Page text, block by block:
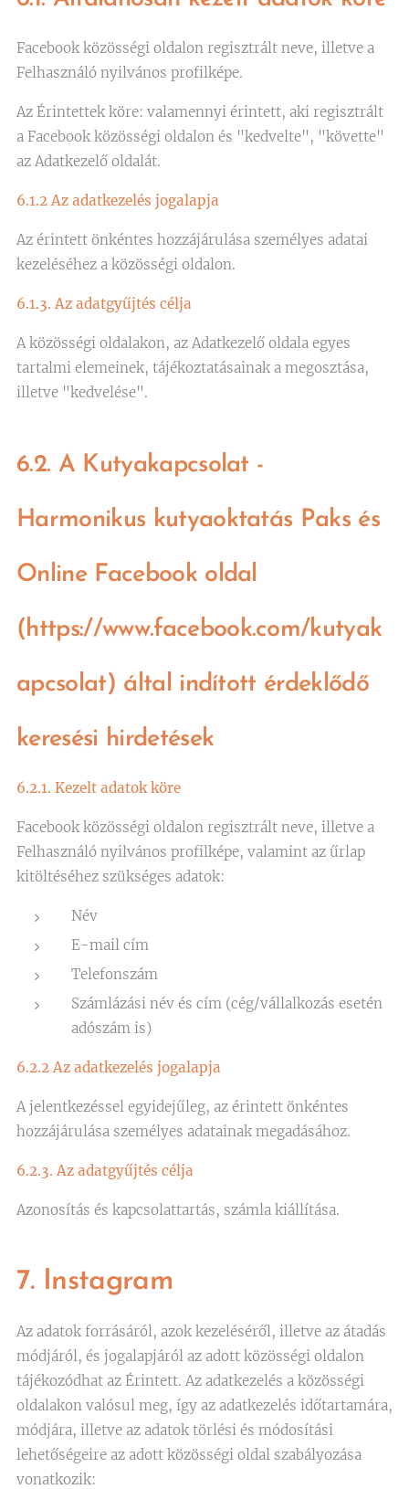
Facebook közösségi oldalon regisztrált neve, illetve a
Felhasználó nyilvános profilképe.
Az Érintettek köre: valamennyi érintett, aki regisztrált
a Facebook közösségi oldalon és "kedvelte", "követte"
az Adatkezelő oldalát.
6.1.2 Az adatkezelés jogalapja
Az érintett önkéntes hozzájárulása személyes adatai
kezeléséhez a közösségi oldalon.
6.1.3. Az adatgyűjtés célja
A közösségi oldalakon, az Adatkezelő oldala egyes
tartalmi elemeinek, tájékoztatásainak a megosztása,
illetve "kedvelése".
6.2. A Kutyakapcsolat -
Harmonikus kutyaoktatás Paks és
Online Facebook oldal
(https://www.facebook.com/kutyak
apcsolat) által indított érdeklődő
keresési hirdetések
6.2.1. Kezelt adatok köre
Facebook közösségi oldalon regisztrált neve, illetve a
Felhasználó nyilvános profilképe, valamint az űrlap
kitöltéséhez szükséges adatok:
Név
E-mail cím
Telefonszám
Számlázási név és cím (cég/vállalkozás esetén
adószám is)
6.2.2 Az adatkezelés jogalapja
A jelentkezéssel egyidejűleg, az érintett önkéntes
hozzájárulása személyes adatainak megadásához.
6.2.3. Az adatgyűjtés célja
Azonosítás és kapcsolattartás, számla kiállítása.
7. Instagram
Az adatok forrásáról, azok kezeléséről, illetve az átadás
módjáról, és jogalapjáról az adott közösségi oldalon
tájékozódhat az Érintett. Az adatkezelés a közösségi
oldalakon valósul meg, így az adatkezelés időtartamára,
módjára, illetve az adatok törlési és módosítási
lehetőségeire az adott közösségi oldal szabályozása
vonatkozik: